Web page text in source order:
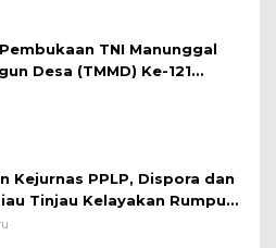
TNI Manunggal
Desa (TMMD) Ke-121
KPR Tahun 2024) ?
Kejurnas PPLP, Dispora dan
Tinjau Kelayakan Rumput
Sepakbola